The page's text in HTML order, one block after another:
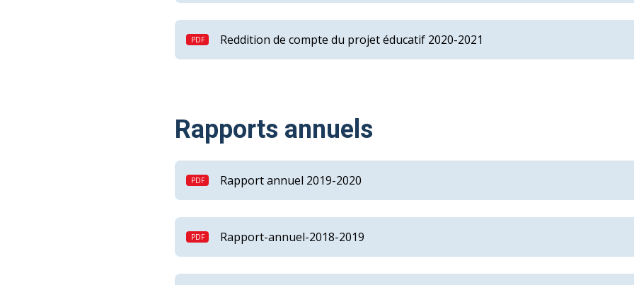
Reddition de compte du projet éducatif 2020-2021
Rapports annuels
Rapport annuel 2019-2020
Rapport-annuel-2018-2019